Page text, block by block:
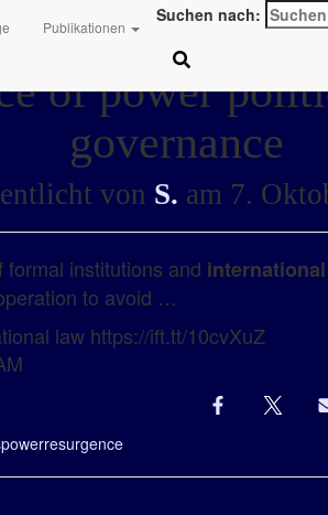
Publikationen
Suchen nach:
of power
governance
von S. am 7.
institutions and
to avoid …
law https://ift.tt/10cvXuZ
powerresurgence